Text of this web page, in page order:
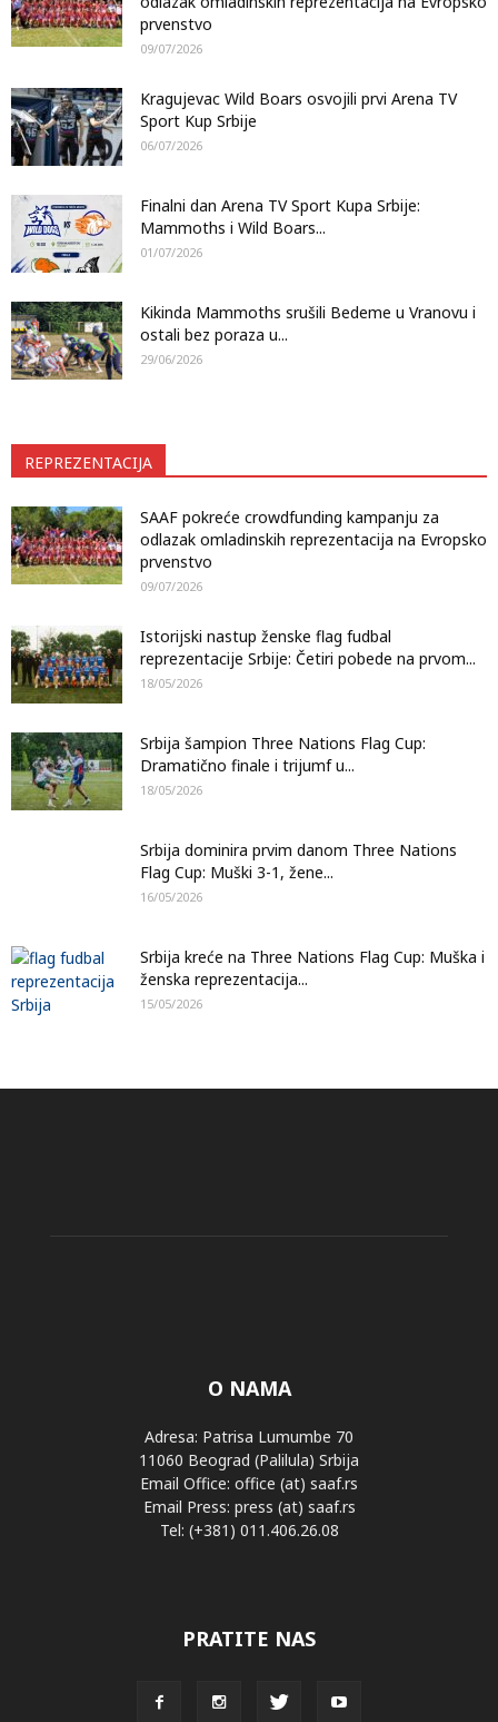
prvenstvo
09/07/2026
Kragujevac Wild Boars osvojili prvi Arena TV
Sport Kup Srbije
06/07/2026
Finalni dan Arena TV Sport Kupa Srbije:
Mammoths i Wild Boars...
01/07/2026
Kikinda Mammoths srušili Bedeme u Vranovu i
ostali bez poraza u...
29/06/2026
REPREZENTACIJA
SAAF pokreće crowdfunding kampanju za
odlazak omladinskih reprezentacija na Evropsko
prvenstvo
09/07/2026
Istorijski nastup ženske flag fudbal
reprezentacije Srbije: Četiri pobede na prvom...
18/05/2026
Srbija šampion Three Nations Flag Cup:
Dramatično finale i trijumf u...
18/05/2026
Srbija dominira prvim danom Three Nations
Flag Cup: Muški 3-1, žene...
16/05/2026
Srbija kreće na Three Nations Flag Cup: Muška i
ženska reprezentacija...
15/05/2026
O NAMA
Adresa: Patrisa Lumumbe 70
11060 Beograd (Palilula) Srbija
Email Office: office (at) saaf.rs
Email Press: press (at) saaf.rs
Tel: (+381) 011.406.26.08
PRATITE NAS